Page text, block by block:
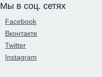
Мы в соц. сетях
Facebook
Вконтакте
Twitter
Instagram